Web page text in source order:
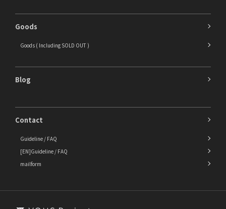
Goods
Goods ( Including SOLD OUT )
Blog
Contact
Guideline / FAQ
[EN]Guideline / FAQ
mailform